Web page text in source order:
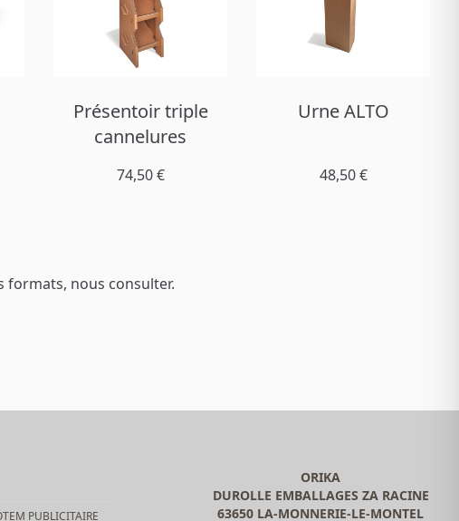
Présentoir triple
cannelures
74,50 €
Urne ALTO
48,50 €
formats, nous consulter.
PUBLICITAIRE
ORIKA
DUROLLE EMBALLAGES ZA RACINE
63650 LA-MONNERIE-LE-MONTEL